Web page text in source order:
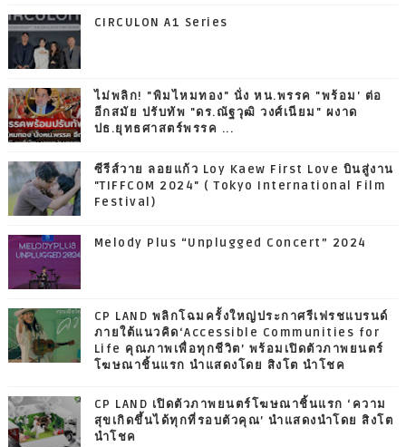
CIRCULON A1 Series
ไม่พลิก! "พิมไหมทอง" นั่ง หน.พรรค "พร้อม' ต่อ
อีกสมัย ปรับทัพ "ดร.ณัฐวุฒิ วงศ์เนียม" ผงาด
ปธ.ยุทธศาสตร์พรรค ...
ซีรีส์วาย ลอยแก้ว Loy Kaew First Love บินสู่งาน
"TIFFCOM 2024" ( Tokyo International Film
Festival)
Melody Plus “Unplugged Concert” 2024
CP LAND พลิกโฉมครั้งใหญ่ประกาศรีเฟรชแบรนด์
ภายใต้แนวคิด‘Accessible Communities for
Life คุณภาพเพื่อทุกชีวิต’ พร้อมเปิดตัวภาพยนตร์
โฆษณาชิ้นแรก นำแสดงโดย สิงโต นำโชค
CP LAND เปิดตัวภาพยนตร์โฆษณาชิ้นแรก ‘ความ
สุขเกิดขึ้นได้ทุกที่รอบตัวคุณ’ นำแสดงนำโดย สิงโต
นำโชค